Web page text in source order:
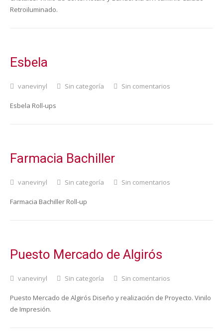
Retroiluminado.
Esbela
vanevinyl Sin categoría Sin comentarios
Esbela Roll-ups
Farmacia Bachiller
vanevinyl Sin categoría Sin comentarios
Farmacia Bachiller Roll-up
Puesto Mercado de Algirós
vanevinyl Sin categoría Sin comentarios
Puesto Mercado de Algirós Diseño y realización de Proyecto. Vinilo
de Impresión.